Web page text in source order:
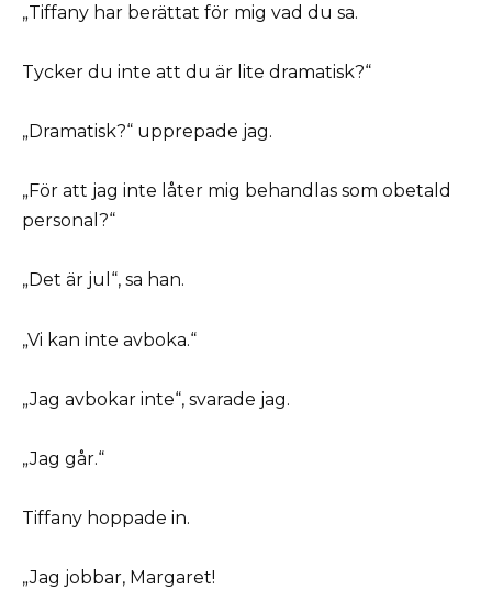
„Tiffany har berättat för mig vad du sa.
Tycker du inte att du är lite dramatisk?“
„Dramatisk?“ upprepade jag.
„För att jag inte låter mig behandlas som obetald
personal?“
„Det är jul“, sa han.
„Vi kan inte avboka.“
„Jag avbokar inte“, svarade jag.
„Jag går.“
Tiffany hoppade in.
„Jag jobbar, Margaret!